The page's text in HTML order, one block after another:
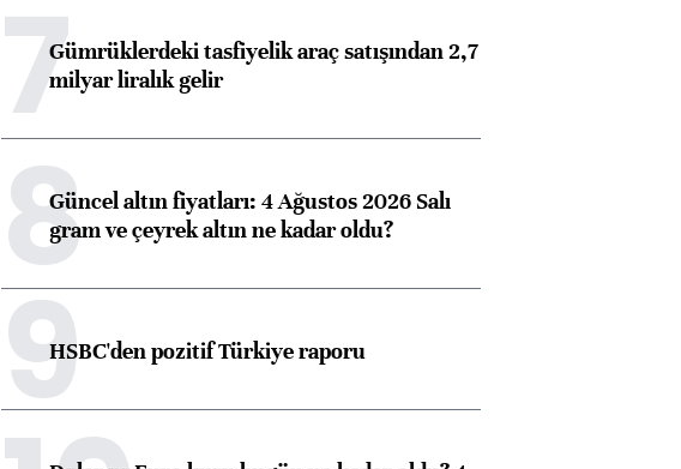
7Gümrüklerdeki tasfiyelik araç satışından 2,7
milyar liralık gelir
8Güncel altın fiyatları: 4 Ağustos 2026 Salı
gram ve çeyrek altın ne kadar oldu?
9HSBC'den pozitif Türkiye raporu